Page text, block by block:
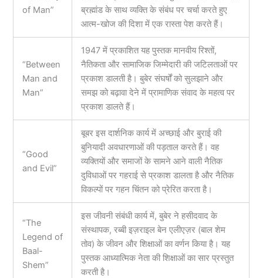
of Man”
ब्रह्मांड के साथ व्यक्ति के संबंध पर चर्चा करते हुए
आत्म-खोज की दिशा में एक रास्ता पेश करते हैं।
“Between
Man and
Man”
1947 में प्रकाशित यह पुस्तक मानवीय रिश्तों,
नैतिकता और सामाजिक जिम्मेदारी की जटिलताओं पर
प्रकाश डालती है। बुबेर संघर्षों को सुलझाने और
समझ को बढ़ावा देने में प्रामाणिक संवाद के महत्व पर
प्रकाश डालते हैं।
“Good
and Evil”
बूबर इस दार्शनिक कार्य में अच्छाई और बुराई की
बुनियादी अवधारणाओं की पड़ताल करते हैं। वह
व्यक्तियों और समाजों के सामने आने वाली नैतिक
दुविधाओं पर गहराई से प्रकाश डालता है और नैतिक
विकल्पों पर गहन चिंतन को प्रेरित करता है।
“The
Legend of
Baal-
Shem”
इस जीवनी संबंधी कार्य में, बुबेर ने हसीदवाद के
संस्थापक, रब्बी इज़राइल बेन एलीएज़र (बाल शेम
तोव) के जीवन और शिक्षाओं का वर्णन किया है। यह
पुस्तक आध्यात्मिक नेता की शिक्षाओं का सार प्रस्तुत
करती है।